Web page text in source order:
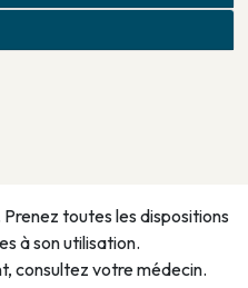
toutes les dispositions
à son utilisation.
consultez votre médecin.